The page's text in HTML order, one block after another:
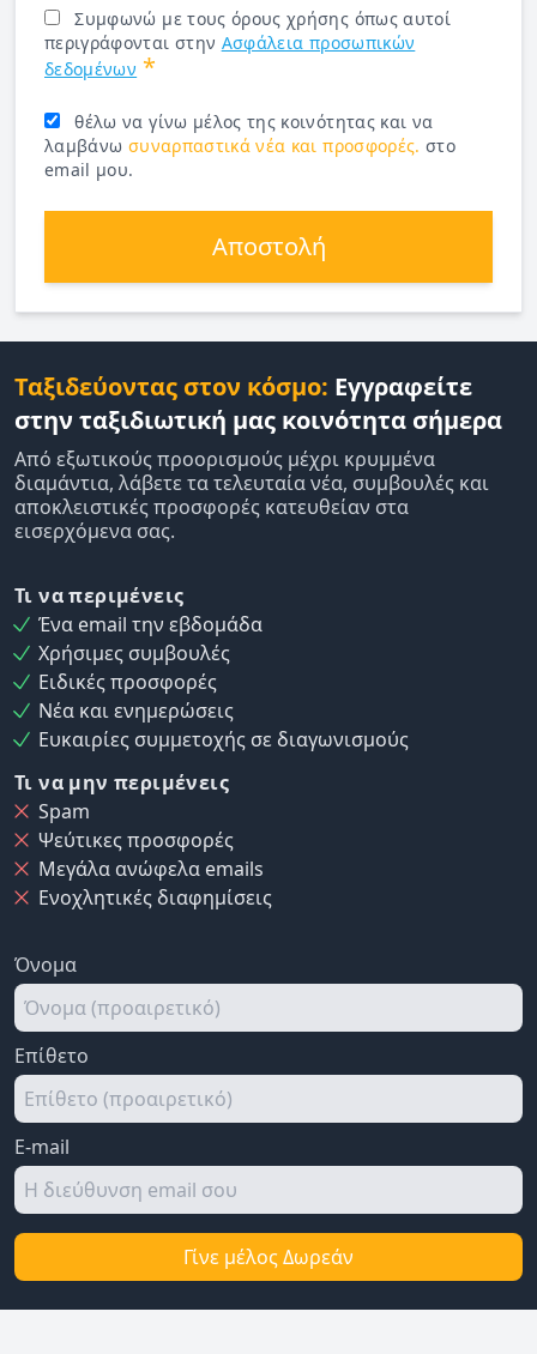
Συμφωνώ με τους όρους χρήσης όπως αυτοί
περιγράφονται στην Ασφάλεια προσωπικών
δεδομένων *
θέλω να γίνω μέλος της κοινότητας και να
λαμβάνω συναρπαστικά νέα και προσφορές. στο
email μου.
Αποστολή
Ταξιδεύοντας στον κόσμο: Εγγραφείτε
στην ταξιδιωτική μας κοινότητα σήμερα
Από εξωτικούς προορισμούς μέχρι κρυμμένα
διαμάντια, λάβετε τα τελευταία νέα, συμβουλές και
αποκλειστικές προσφορές κατευθείαν στα
εισερχόμενα σας.
Τι να περιμένεις
Ένα email την εβδομάδα
Χρήσιμες συμβουλές
Ειδικές προσφορές
Νέα και ενημερώσεις
Ευκαιρίες συμμετοχής σε διαγωνισμούς
Τι να μην περιμένεις
Spam
Ψεύτικες προσφορές
Μεγάλα ανώφελα emails
Ενοχλητικές διαφημίσεις
Όνομα
Επίθετο
E-mail
Γίνε μέλος Δωρεάν